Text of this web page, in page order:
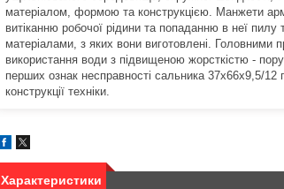
матеріалом, формою та конструкцією. Манжети
витіканню робочої рідини та попаданню в неї
матеріалами, з яких вони виготовлені.
використання води з підвищеною жорсткістю -
перших ознак несправності сальника 37х66х9,5/
конструкції техніки.
Характеристики